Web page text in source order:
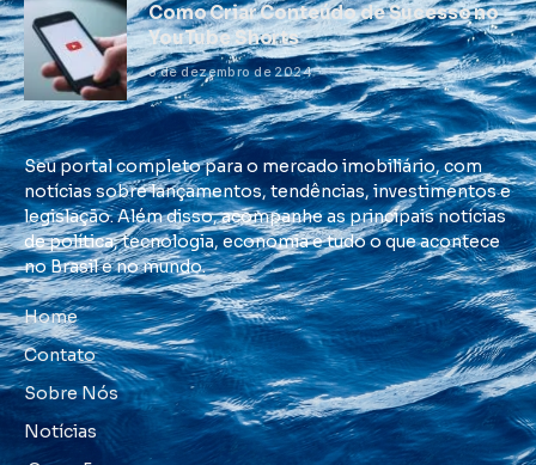
Como Criar Conteúdo de Sucesso no
YouTube Shorts
3 de dezembro de 2024
Seu portal completo para o mercado imobiliário, com
notícias sobre lançamentos, tendências, investimentos e
legislação. Além disso, acompanhe as principais notícias
de política, tecnologia, economia e tudo o que acontece
no Brasil e no mundo.
Home
Contato
Sobre Nós
Notícias